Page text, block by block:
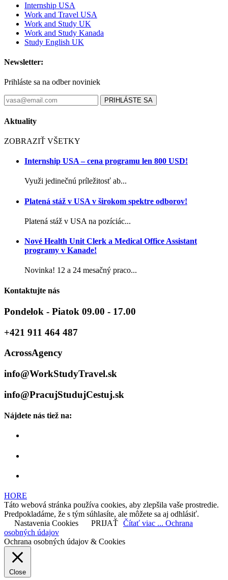
Internship USA
Work and Travel USA
Work and Study UK
Work and Study Kanada
Study English UK
Newsletter:
Prihláste sa na odber noviniek
PRIHLÁSTE SA
Aktuality
ZOBRAZIŤ VŠETKY
Internship USA – cena programu len 800 USD!
Využi jedinečnú príležitosť ab...
Platená stáž v USA v širokom spektre odborov!
Platená stáž v USA na pozíciác...
Nové Health Unit Clerk a Medical Office Assistant
programy v Kanade!
Novinka! 12 a 24 mesačný praco...
Kontaktujte nás
Pondelok - Piatok 09.00 - 17.00
+421 911 464 487
AcrossAgency
info@WorkStudyTravel.sk
info@PracujStudujCestuj.sk
Nájdete nás tiež na:
HORE
Táto webová stránka používa cookies, aby zlepšila vaše prostredie.
Predpokladáme, že s tým súhlasíte, ale môžete sa aj odhlásiť.
Nastavenia Cookies
PRIJAŤ Čítať viac ... Ochrana
osobných údajov
Ochrana osobných údajov & Cookies
Close